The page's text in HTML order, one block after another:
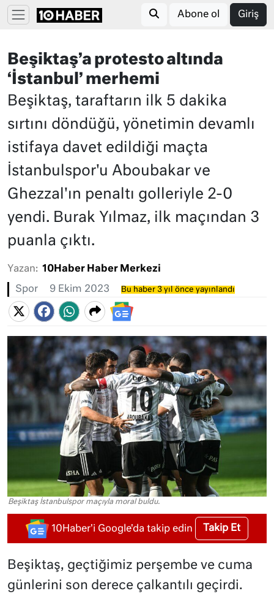
Abone ol Giriş
Beşiktaş’a protesto altında
‘İstanbul’ merhemi
Beşiktaş, taraftarın ilk 5 dakika
sırtını döndüğü, yönetimin devamlı
istifaya davet edildiği maçta
İstanbulspor'u Aboubakar ve
Ghezzal'ın penaltı golleriyle 2-0
yendi. Burak Yılmaz, ilk maçından 3
puanla çıktı.
Yazan: 10Haber Haber Merkezi
Spor 9 Ekim 2023 Bu haber 3 yıl önce yayınlandı
Beşiktaş İstanbulspor maçıyla moral buldu.
10Haber'i Google'da takip edin Takip Et
Beşiktaş, geçtiğimiz perşembe ve cuma
günlerini son derece çalkantılı geçirdi.